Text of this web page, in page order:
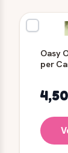
Oasy
per